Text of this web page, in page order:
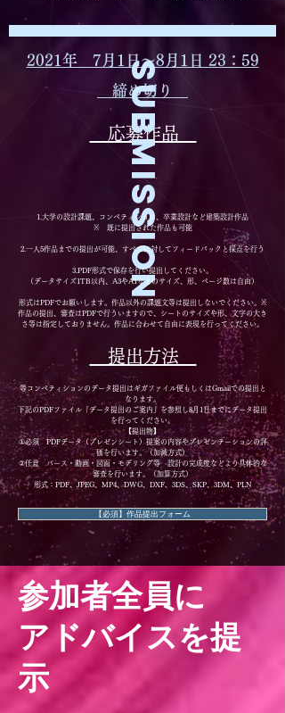
2021年 7月1日～8月1日 23：59
締め切り
​応募作品
Submission
1.大学の設計課題、コンペティション、卒業設計など建築設計作品
※ 既に提出された作品も可能
2.一人5作品までの提出が可能、すべてに対してフィードバックと採点を行う
3.PDF形式で保存を行い提出してください。
（データサイズ1TB以内​、A3やA1などのサイズ、形、ページ数は自由）
形式はPDFでお願いします。作品以外の課題文等は提出しないでください。※
作品の提出、審査はPDFで行ういますので、シートのサイズや形、文字の大き
さ等は指定しておりません。作品に合わせて自由に表現を行ってください。
​提出方法
等コンペティションのデータ提出はギガファイル便もしくはGmailでの提出と
なります。
下記のPDFファイル​「データ提出のご案内」を参照し8月1日までにデータ提出
を行ってください。
【提出物】
①必須 PDFデータ（プレゼンシート）提案の内容やプレゼンテーションの評
価を行います。（加減方式）
②任意 パース・動画・図面・モデリング等 設計の完成度などより具体的な
審査を行います。（加算方式）
形式：PDF、JPEG、MP4、DWG、DXF、3DS、SKP、3DM、PLN
【必須】作品提出フォーム
参加者全員に
アドバイスを​提
示